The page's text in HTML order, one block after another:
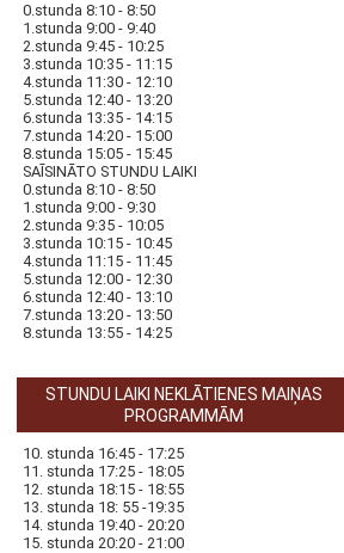
0.stunda 8:10 - 8:50
1.stunda 9:00 - 9:40
2.stunda 9:45 - 10:25
3.stunda 10:35 - 11:15
4.stunda 11:30 - 12:10
5.stunda 12:40 - 13:20
6.stunda 13:35 - 14:15
7.stunda 14:20 - 15:00
8.stunda 15:05 - 15:45
SAĪSINĀTO STUNDU LAIKI
0.stunda 8:10 - 8:50
1.stunda 9:00 - 9:30
2.stunda 9:35 - 10:05
3.stunda 10:15 - 10:45
4.stunda 11:15 - 11:45
5.stunda 12:00 - 12:30
6.stunda 12:40 - 13:10
7.stunda 13:20 - 13:50
8.stunda 13:55 - 14:25
STUNDU LAIKI NEKLĀTIENES MAIŅAS
PROGRAMMĀM
10. stunda 16:45 - 17:25
11. stunda 17:25 - 18:05
12. stunda 18:15 - 18:55
13. stunda 18: 55 -19:35
14. stunda 19:40 - 20:20
15. stunda 20:20 - 21:00